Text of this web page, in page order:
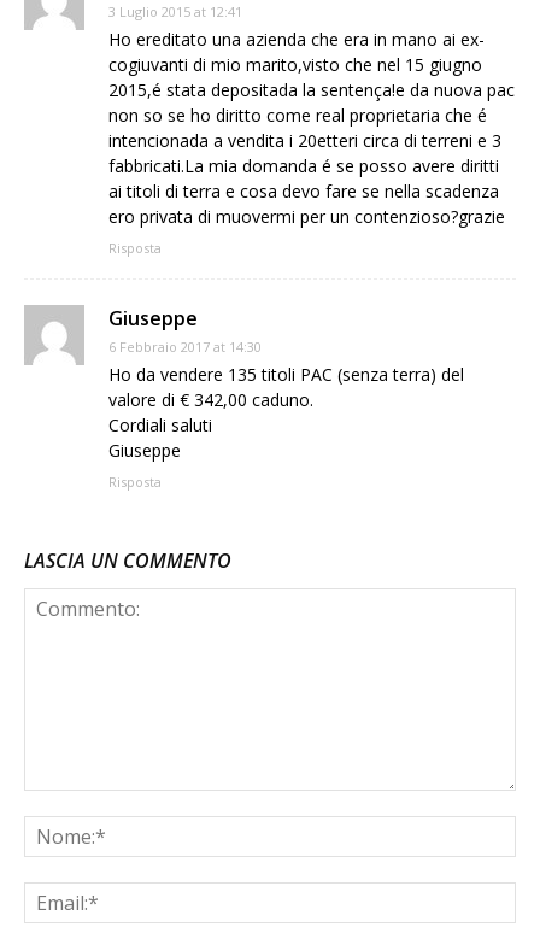
3 Luglio 2015 at 12:41
Ho ereditato una azienda che era in mano ai ex-
cogiuvanti di mio marito,visto che nel 15 giugno
2015,é stata depositada la sentença!e da nuova pac
non so se ho diritto come real proprietaria che é
intencionada a vendita i 20etteri circa di terreni e 3
fabbricati.La mia domanda é se posso avere diritti
ai titoli di terra e cosa devo fare se nella scadenza
ero privata di muovermi per un contenzioso?grazie
Risposta
Giuseppe
6 Febbraio 2017 at 14:30
Ho da vendere 135 titoli PAC (senza terra) del
valore di € 342,00 caduno.
Cordiali saluti
Giuseppe
Risposta
LASCIA UN COMMENTO